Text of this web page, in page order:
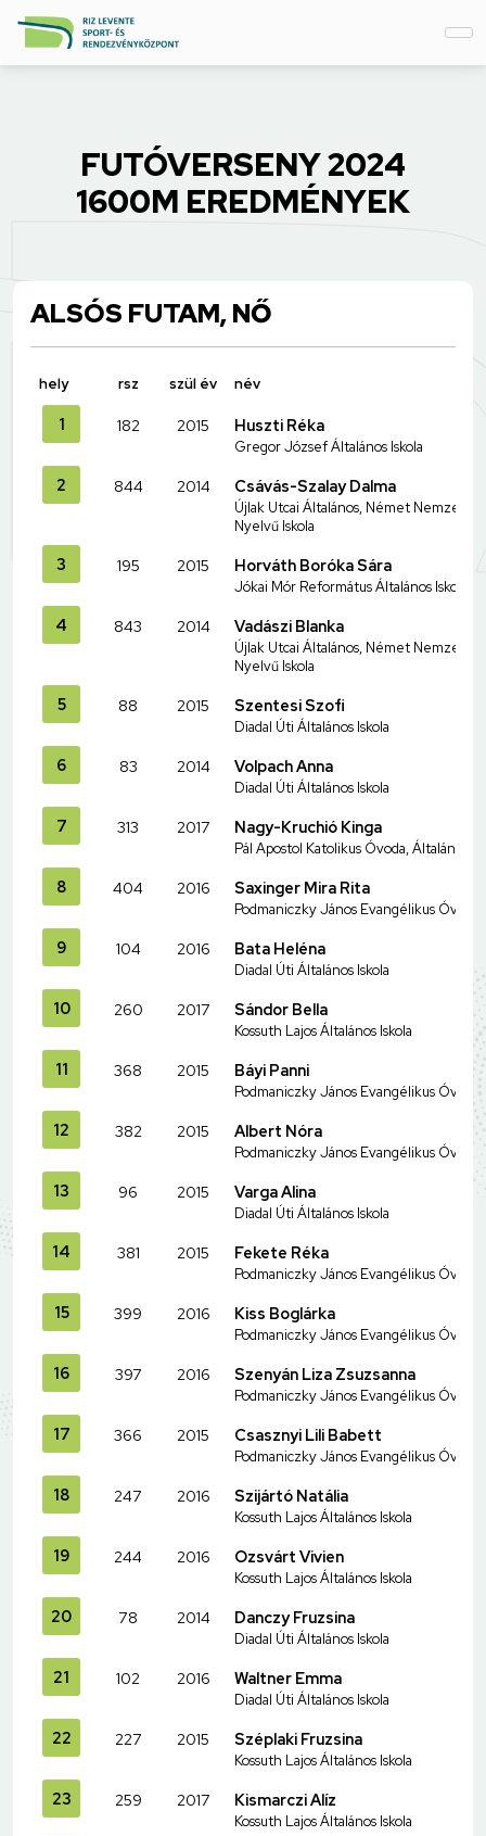
FUTÓVERSENY 2024
1600M EREDMÉNYEK
ALSÓS FUTAM, NŐ
hely rsz szül év név
1 182 2015 Huszti Réka
Gregor József Általános Iskola
2 844 2014 Csávás-Szalay Dalma
Újlak Utcai Általános, Német
Nyelvű Iskola
3 195 2015 Horváth Boróka Sára
Jókai Mór Református Általános Iskola
4 843 2014 Vadászi Blanka
Újlak Utcai Általános, Német
Nyelvű Iskola
5 88 2015 Szentesi Szofi
Diadal Úti Általános Iskola
6 83 2014 Volpach Anna
Diadal Úti Általános Iskola
7 313 2017 Nagy-Kruchió Kinga
Pál Apostol Katolikus Óvoda, Általános
8 404 2016 Saxinger Mira Rita
Podmaniczky János Evangélikus Óvoda
9 104 2016 Bata Heléna
Diadal Úti Általános Iskola
10 260 2017 Sándor Bella
Kossuth Lajos Általános Iskola
11 368 2015 Báyi Panni
Podmaniczky János Evangélikus Óvoda
12 382 2015 Albert Nóra
Podmaniczky János Evangélikus Óvoda
13 96 2015 Varga Alina
Diadal Úti Általános Iskola
14 381 2015 Fekete Réka
Podmaniczky János Evangélikus Óvoda
15 399 2016 Kiss Boglárka
Podmaniczky János Evangélikus Óvoda
16 397 2016 Szenyán Liza Zsuzsanna
Podmaniczky János Evangélikus Óvoda
17 366 2015 Csasznyi Lili Babett
Podmaniczky János Evangélikus Óvoda
18 247 2016 Szijártó Natália
Kossuth Lajos Általános Iskola
19 244 2016 Ozsvárt Vivien
Kossuth Lajos Általános Iskola
20 78 2014 Danczy Fruzsina
Diadal Úti Általános Iskola
21 102 2016 Waltner Emma
Diadal Úti Általános Iskola
22 227 2015 Széplaki Fruzsina
Kossuth Lajos Általános Iskola
23 259 2017 Kismarczi Alíz
Kossuth Lajos Általános Iskola